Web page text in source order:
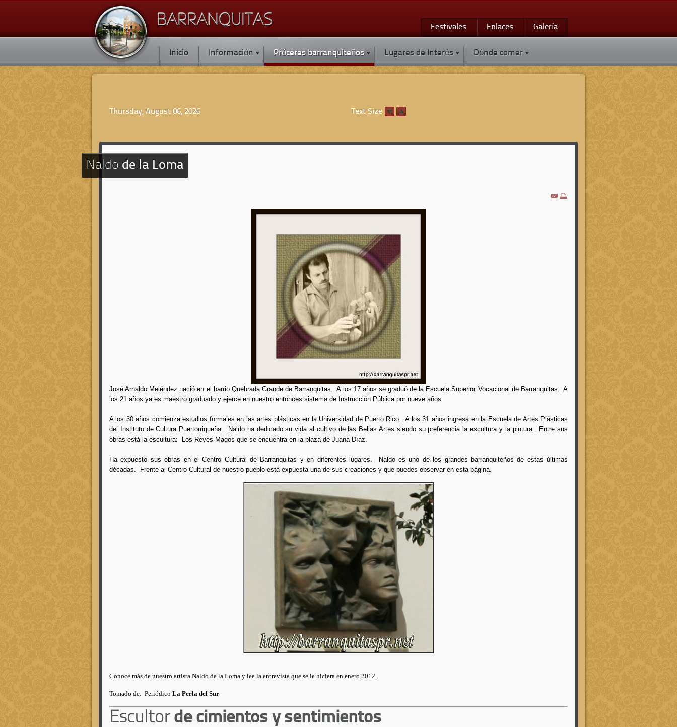
Festivales Enlaces Galería
Inicio Información Próceres barranquiteños Lugares de Interés Dónde comer
Thursday, August 06, 2026 Text Size
Naldo de la Loma
José Arnaldo Meléndez nació en el barrio Quebrada Grande de Barranquitas. A los 17 años se graduó de la Escuela Superior Vocacional de Barranquitas. A
los 21 años ya es maestro graduado y ejerce en nuestro entonces sistema de Instrucción Pública por nueve años.
A los 30 años comienza estudios formales en las artes plásticas en la Universidad de Puerto Rico. A los 31 años ingresa en la Escuela de Artes Plásticas
del Instituto de Cultura Puertorriqueña. Naldo ha dedicado su vida al cultivo de las Bellas Artes siendo su preferencia la escultura y la pintura. Entre sus
obras está la escultura: Los Reyes Magos que se encuentra en la plaza de Juana Díaz.
Ha expuesto sus obras en el Centro Cultural de Barranquitas y en diferentes lugares. Naldo es uno de los grandes barranquiteños de estas últimas
décadas. Frente al Centro Cultural de nuestro pueblo está expuesta una de sus creaciones y que puedes observar en esta página.
Conoce más de nuestro artista Naldo de la Loma y lee la entrevista que se le hiciera en enero 2012.
Tomado de: Periódico La Perla del Sur
Escultorde cimientos y sentimientos